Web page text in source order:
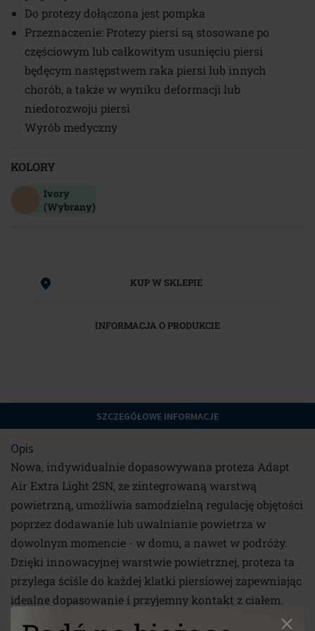
Do protezy dołączona jest pompka
Przeznaczenie: Protezy piersi są stosowane po
częściowym lub całkowitym usunięciu piersi
będęcym następstwem raka piersi lub innych
chorób, a także w wyniku deformacji lub
niedorozwoju piersi
Wyrób medyczny
KOLORY
Ivory
(Wybrany)
KUP W SKLEPIE
INFORMACJA O PRODUKCIE
SZCZEGÓŁOWE INFORMACJE
Opis
Nowa, indywidualnie dopasowywana proteza Adapt
Air Extra Light 2SN, ze zintegrowaną warstwą
powietrzną, umożliwia samodzielną regulację objętości
poprzez dodawanie lub uwalnianie powietrza w
dowolnym momencie - w domu, a nawet w podróży.
Dzięki innowacyjnej warstwie powietrznej, proteza ta
przylega ściśle do każdej klatki piersiowej zapewniając
idealne dopasowanie i przyjemny kontakt z ciałem.
Rozmiary